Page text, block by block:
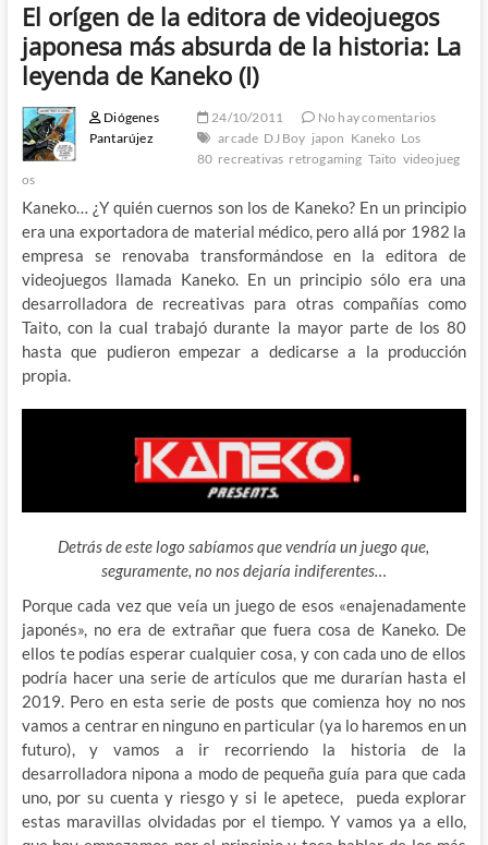
El orígen de la editora de videojuegos
japonesa más absurda de la historia: La
leyenda de Kaneko (I)
Diógenes
Pantarújez
24/10/2011
No hay comentarios
arcade DJ Boy japon Kaneko Los
80 recreativas retrogaming Taito videojueg
os
Kaneko… ¿Y quién cuernos son los de Kaneko? En un principio
era una exportadora de material médico, pero allá por 1982 la
empresa se renovaba transformándose en la editora de
videojuegos llamada Kaneko. En un principio sólo era una
desarrolladora de recreativas para otras compañías como
Taito, con la cual trabajó durante la mayor parte de los 80
hasta que pudieron empezar a dedicarse a la producción
propia.
Detrás de este logo sabíamos que vendría un juego que,
seguramente, no nos dejaría indiferentes…
Porque cada vez que veía un juego de esos «enajenadamente
japonés», no era de extrañar que fuera cosa de Kaneko. De
ellos te podías esperar cualquier cosa, y con cada uno de ellos
podría hacer una serie de artículos que me durarían hasta el
2019. Pero en esta serie de posts que comienza hoy no nos
vamos a centrar en ninguno en particular (ya lo haremos en un
futuro), y vamos a ir recorriendo la historia de la
desarrolladora nipona a modo de pequeña guía para que cada
uno, por su cuenta y riesgo y si le apetece, pueda explorar
estas maravillas olvidadas por el tiempo. Y vamos ya a ello,